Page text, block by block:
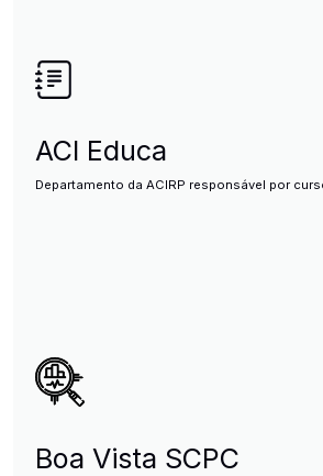
ACI Educa
Departamento da ACIRP responsável por
Boa Vista SCPC